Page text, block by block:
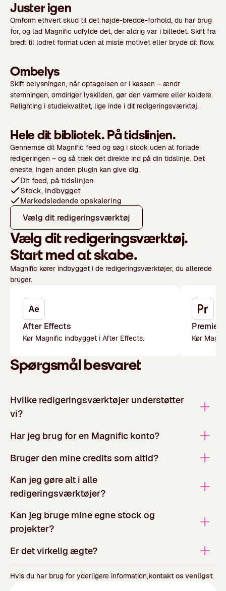
Juster igen
Omform ethvert skud til det højde-bredde-forhold, du har brug
for, og lad Magnific udfylde det, der aldrig var i billedet. Skift fra
bredt til lodret format uden at miste motivet eller bryde dit flow.
Ombelys
Skift belysningen, når optagelsen er i kassen – ændr
stemningen, omdiriger lyskilden, gør den varmere eller koldere.
Relighting i studiekvalitet, lige inde i dit redigeringsværktøj.
Hele dit bibliotek. På tidslinjen.
Gennemse dit Magnific feed og søg i stock uden at forlade
redigeringen – og så træk det direkte ind på din tidslinje. Det
eneste, ingen anden plugin kan give dig.
Dit feed, på tidslinjen
Stock, indbygget
Markedsledende opskalering
Vælg dit redigeringsværktøj
Vælg dit redigeringsværktøj.
Start med at skabe.
Magnific kører indbygget i de redigeringsværktøjer, du allerede
bruger.
After Effects
Kør Magnific indbygget i After Effects. Kør
Spørgsmål besvaret
Hvilke redigeringsværktøjer understøtter
vi?
Har jeg brug for en Magnific konto?
Bruger den mine credits som altid?
Kan jeg gøre alt i alle
redigeringsværktøjer?
Kan jeg bruge mine egne stock og
projekter?
Er det virkelig ægte?
Hvis du har brug for yderligere information,kontakt os venligst